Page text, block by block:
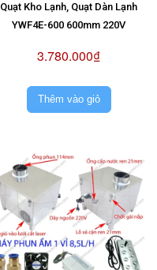
Quạt Kho Lạnh, Quạt Dàn Lạnh
YWF4E-600 600mm 220V
3.780.000₫
Thêm vào giỏ